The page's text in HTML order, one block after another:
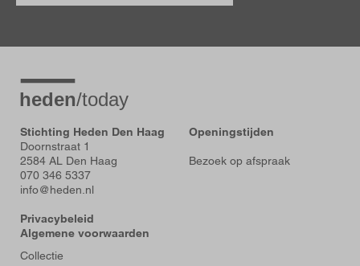
Stichting Heden Den Haag
Doornstraat 1
2584 AL Den Haag
070 346 5337
info@heden.nl
Privacybeleid
Algemene voorwaarden
Openingstijden
Bezoek op afspraak
Collectie